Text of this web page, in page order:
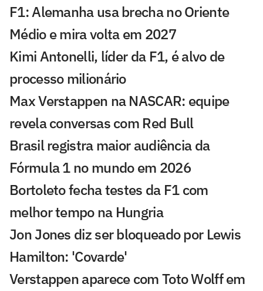
F1: Alemanha usa brecha no Oriente
Médio e mira volta em 2027
Kimi Antonelli, líder da F1, é alvo de
processo milionário
Max Verstappen na NASCAR: equipe
revela conversas com Red Bull
Brasil registra maior audiência da
Fórmula 1 no mundo em 2026
Bortoleto fecha testes da F1 com
melhor tempo na Hungria
Jon Jones diz ser bloqueado por Lewis
Hamilton: 'Covarde'
Verstappen aparece com Toto Wolff em